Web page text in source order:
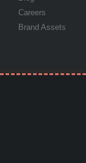
Careers
Brand Assets